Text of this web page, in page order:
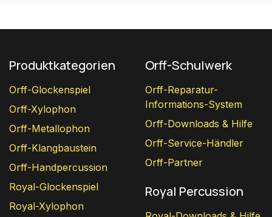
Produktkategorien
Orff-Glockenspiel
Orff-Xylophon
Orff-Metallophon
Orff-Klangbaustein
Orff-Handpercussion
Royal-Glockenspiel
Royal-Xylophon
Orff-Schulwerk
Orff-Reparatur-
Informations-System
Orff-Downloads & Hilfe
Orff-Service-Händler
Orff-Partner
Royal Percussion